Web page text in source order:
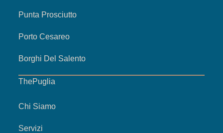
Punta Prosciutto
Porto Cesareo
Borghi Del Salento
ThePuglia
Chi Siamo
Servizi